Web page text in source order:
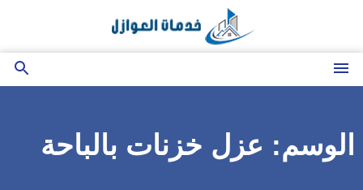
المحتوى
القائمة
بحث
الوسم: عزل خزنات بالباحة